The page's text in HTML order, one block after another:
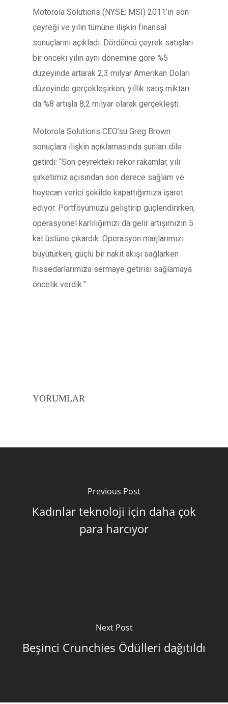
Motorola Solutions (NYSE: MSI) 2011’in son
çeyreği ve yılın tümüne ilişkin finansal
sonuçlarını açıkladı. Dördüncü çeyrek satışları
bir önceki yılın aynı dönemine göre %5
düzeyinde artarak 2,3 milyar Amerikan Doları
düzeyinde gerçekleşirken, yıllık satış miktarı
da %8 artışla 8,2 milyar olarak gerçekleşti.
Motorola Solutions CEO’su Greg Brown
sonuçlara ilişkin açıklamasında şunları dile
getirdi: “Son çeyrekteki rekor rakamlar, yılı
şirketimiz açısından son derece sağlam ve
heyecan verici şekilde kapattığımıza işaret
ediyor. Portföyümüzü geliştirip güçlendirirken,
operasyonel karlılığımızı da gelir artışımızın 5
kat üstüne çıkardık. Operasyon marjlarımızı
büyütürken, güçlü bir nakit akışı sağlarken
hissedarlarımıza sermaye getirisi sağlamaya
öncelik verdik.”
YORUMLAR
Previous Post
Kadınlar teknoloji için daha çok
para harcıyor
Next Post
Beşinci Crunchies Ödülleri dağıtıldı